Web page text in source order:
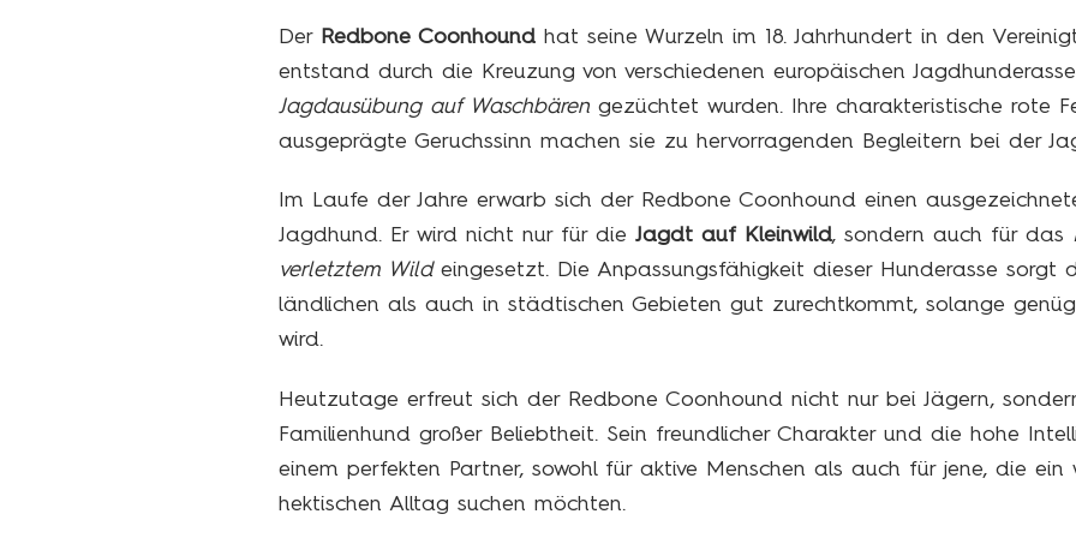
Der Redbone Coonhound hat seine Wurzeln im 18. Jahrhundert in den
entstand durch die Kreuzung von verschiedenen europäischen
Jagdausübung auf Waschbären gezüchtet wurden. Ihre charakteristische rote
ausgeprägte Geruchssinn machen sie zu hervorragenden Begleitern bei der
Im Laufe der Jahre erwarb sich der Redbone Coonhound einen
Jagdhund. Er wird nicht nur für die Jagdt auf Kleinwild, sondern auch für das
verletztem Wildeingesetzt. Die Anpassungsfähigkeit dieser Hunderasse sorgt
ländlichen als auch in städtischen Gebieten gut zurechtkommt, solange
wird.
Heutzutage erfreut sich der Redbone Coonhound nicht nur bei Jägern,
Familienhund großer Beliebtheit. Sein freundlicher Charakter und die hohe
einem perfekten Partner, sowohl für aktive Menschen als auch für jene, die
hektischen Alltag suchen möchten.